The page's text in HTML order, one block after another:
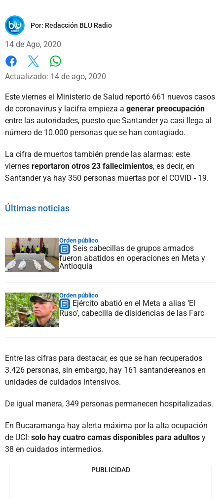
Por: Redacción BLU Radio
14 de Ago, 2020
Facebook
X
Actualizado: 14 de ago, 2020
Este viernes el Ministerio de Salud reportó 661 nuevos casos
de coronavirus y lacifra empieza a generar preocupación
entre las autoridades, puesto que Santander ya casi llega al
número de 10.000 personas que se han contagiado.
La cifra de muertos también prende las alarmas: este
viernes reportaron otros 23 fallecimientos, es decir, en
Santander ya hay 350 personas muertas por el COVID - 19.
Últimas noticias
Orden público
Seis cabecillas de grupos armados
fueron abatidos en operaciones en Meta y
Antioquia
Orden público
Ejército abatió en el Meta a alias ‘El
Ruso’, cabecilla de disidencias de las Farc
Entre las cifras para destacar, es que se han recuperados
3.426 personas, sin embargo, hay 161 santandereanos en
unidades de cuidados intensivos.
De igual manera, 349 personas permanecen hospitalizadas.
En Bucaramanga hay alerta máxima por la alta ocupación
de UCI: solo hay cuatro camas disponibles para adultos y
38 en cuidados intermedios.
PUBLICIDAD